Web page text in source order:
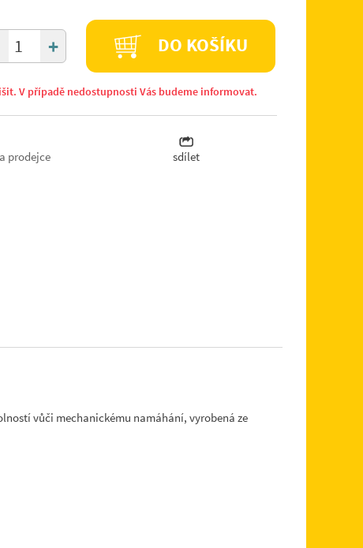
+ DO KOŠÍKU
V případě nedostupnosti Vás budeme informovat.
prodejce sdílet
vůči mechanickému namáhání, vyrobená ze